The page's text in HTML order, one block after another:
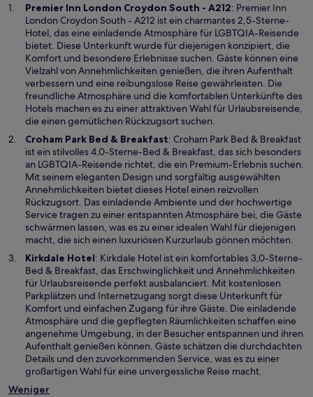
Premier Inn London Croydon South - A212W
i
r
d
i
n
e
i
n
m
n
e
u
e
n
F
e
n
s
t
e
r
g
e
ö
f
f
n
e
: Premier Inn
London Croydon South - A212 ist ein charmantes 2,5-Sterne-
Hotel, das eine einladende Atmosphäre für LGBTQIA-Reisende
bietet. Diese Unterkunft wurde für diejenigen konzipiert, die
Komfort und besondere Erlebnisse suchen. Gäste können eine
Vielzahl von Annehmlichkeiten genießen, die ihren Aufenthalt
verbessern und eine reibungslose Reise gewährleisten. Die
freundliche Atmosphäre und die komfortablen Unterkünfte des
Hotels machen es zu einer attraktiven Wahl für Urlaubsreisende,
die einen gemütlichen Rückzugsort suchen.
Croham Park Bed & BreakfastW
i
r
d
i
n
e
i
n
m
n
e
u
e
n
F
e
n
s
: Croham Park Bed & Breakfast
ist ein stilvolles 4,0-Sterne-Bed & Breakfast, das sich besonders
an LGBTQIA-Reisende richtet, die ein Premium-Erlebnis suchen.
Mit seinem eleganten Design und sorgfältig ausgewählten
Annehmlichkeiten bietet dieses Hotel einen reizvollen
Rückzugsort. Das einladende Ambiente und der hochwertige
Service tragen zu einer entspannten Atmosphäre bei, die Gäste
schwärmen lassen, was es zu einer idealen Wahl für diejenigen
macht, die sich einen luxuriösen Kurzurlaub gönnen möchten.
Kirkdale Hotel: Kirkdale Hotel ist ein komfortables 3,0-Sterne-
Bed & Breakfast, das Erschwinglichkeit und Annehmlichkeiten
für Urlaubsreisende perfekt ausbalanciert. Mit kostenlosen
Parkplätzen und Internetzugang sorgt diese Unterkunft für
Komfort und einfachen Zugang für ihre Gäste. Die einladende
Atmosphäre und die gepflegten Räumlichkeiten schaffen eine
angenehme Umgebung, in der Besucher entspannen und ihren
Aufenthalt genießen können. Gäste schätzen die durchdachten
Details und den zuvorkommenden Service, was es zu einer
großartigen Wahl für eine unvergessliche Reise macht.
Weniger